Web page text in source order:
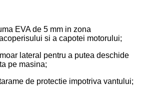
EVA de 5 mm in zona
si a capotei motorului;
lateral pentru a putea deschide
pe masina;
de protectie impotriva vantului;